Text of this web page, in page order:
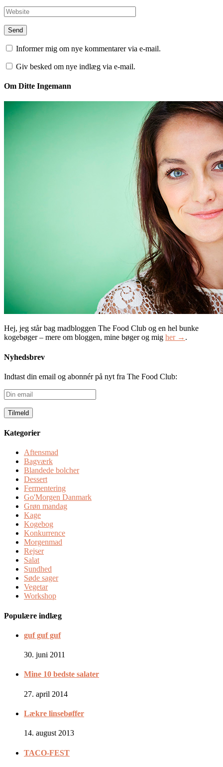
Informer mig om nye kommentarer via e-mail.
Giv besked om nye indlæg via e-mail.
Om Ditte Ingemann
Hej, jeg står bag madbloggen The Food Club og en hel bunke
kogebøger – mere om bloggen, mine bøger og mig her → .
Nyhedsbrev
Indtast din email og abonnér på nyt fra The Food Club:
Din
email
Kategorier
Aftensmad
Bagværk
Blandede bolcher
Dessert
Fermentering
Go'Morgen Danmark
Grøn mandag
Kage
Kogebog
Konkurrence
Morgenmad
Rejser
Salat
Sundhed
Søde sager
Vegetar
Workshop
Populære indlæg
guf guf guf
30. juni 2011
Mine 10 bedste salater
27. april 2014
Lækre linsebøffer
14. august 2013
TACO-FEST